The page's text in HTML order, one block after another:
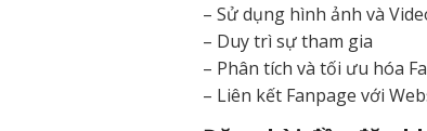
– Sử dụng hình ảnh và
– Duy trì sự tham gia
– Phân tích và tối ưu hóa
– Liên kết Fanpage với